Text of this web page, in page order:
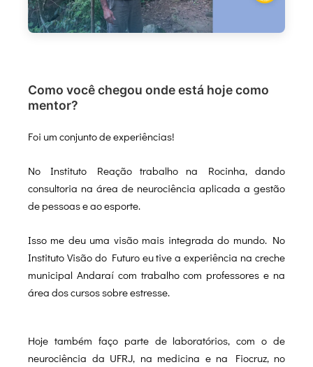
Como você chegou onde está hoje como
mentor?
Foi um conjunto de experiências!
No Instituto Reação trabalho na Rocinha, dando
consultoria na área de neurociência aplicada a gestão
de pessoas e ao esporte.
Isso me deu uma visão mais integrada do mundo. No
Instituto Visão do Futuro eu tive a experiência na creche
municipal Andaraí com trabalho com professores e na
área dos cursos sobre estresse.
Hoje também faço parte de laboratórios, com o de
neurociência da UFRJ, na medicina e na Fiocruz, no